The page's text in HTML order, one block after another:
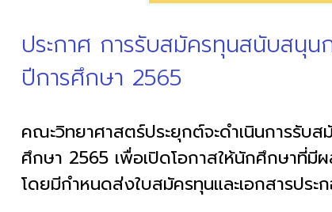
ประกาศ การรับสมัครทุนสนับสนุ
ปีการศึกษา 2565
คณะวิทยาศาสตร์ประยุกต์จะดำเนินการรั
ศึกษา 2565 เพื่อเปิดโอกาสให้นักศึกษาที่
โดยมีกำหนดส่งใบสมัครทุนและเอกสารปร